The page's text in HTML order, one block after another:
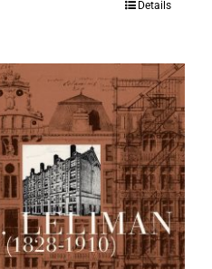
Details